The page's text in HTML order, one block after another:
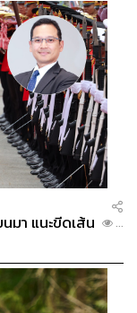
มา แนะขีดเส้น
...